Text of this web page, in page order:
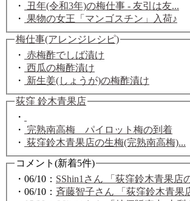
・
丑年(令和3年)の梅仕事 - 友引は友...
・ 果物の女王「マンゴスチン」入荷♪
梅仕事(アレンジレシピ)
・ 赤梅酢でしば漬け
・ 西瓜の梅酢漬け
・
新生姜(しょうが)の梅酢漬け
荻窪 鈴木青果店
・
・
完熟南高梅 パイロット梅の到着
・ 荻窪鈴木青果店の生梅(完熟南高梅)...
コメント(新着5件)
・06/10：
SShin1さん 「荻窪鈴
・06/10：
斉藤智子さん 「荻